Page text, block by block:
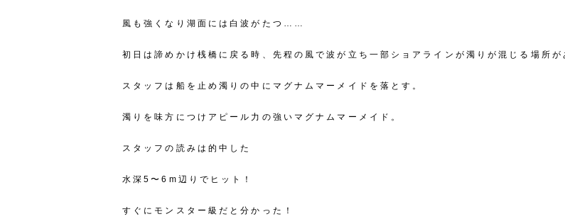
風も強くなり湖面には白波がたつ……
初日は諦めかけ桟橋に戻る時、先程の風で波が立ち一部ショアラインが濁りが混じる場所が
スタッフは船を止め濁りの中にマグナムマーメイドを落とす。
濁りを味方につけアピール力の強いマグナムマーメイド。
スタッフの読みは的中した
水深5〜6m辺りでヒット！
すぐにモンスター級だと分かった！